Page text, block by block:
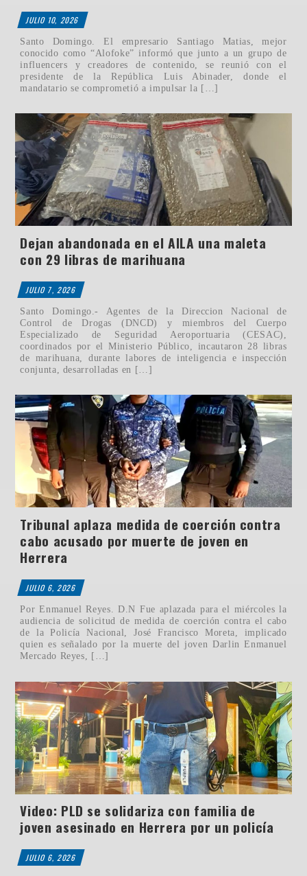
JULIO 10, 2026
Santo Domingo. El empresario Santiago Matias, mejor
conocido como “Alofoke” informó que junto a un grupo de
influencers y creadores de contenido, se reunió con el
presidente de la República Luis Abinader, donde el
mandatario se comprometió a impulsar la […]
Dejan abandonada en el AILA una maleta
con 29 libras de marihuana
JULIO 7, 2026
Santo Domingo.- Agentes de la Direccion Nacional de
Control de Drogas (DNCD) y miembros del Cuerpo
Especializado de Seguridad Aeroportuaria (CESAC),
coordinados por el Ministerio Público, incautaron 28 libras
de marihuana, durante labores de inteligencia e inspección
conjunta, desarrolladas en […]
Tribunal aplaza medida de coerción contra
cabo acusado por muerte de joven en
Herrera
JULIO 6, 2026
Por Enmanuel Reyes. D.N Fue aplazada para el miércoles la
audiencia de solicitud de medida de coerción contra el cabo
de la Policía Nacional, José Francisco Moreta, implicado
quien es señalado por la muerte del joven Darlin Enmanuel
Mercado Reyes, […]
Video: PLD se solidariza con familia de
joven asesinado en Herrera por un policía
JULIO 6, 2026